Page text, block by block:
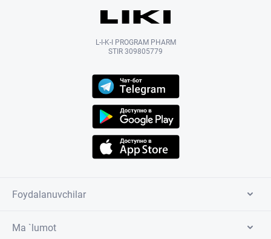
L-I-K-I PROGRAM PHARM
STIR 309805779
Foydalanuvchilar
Ma `lumot